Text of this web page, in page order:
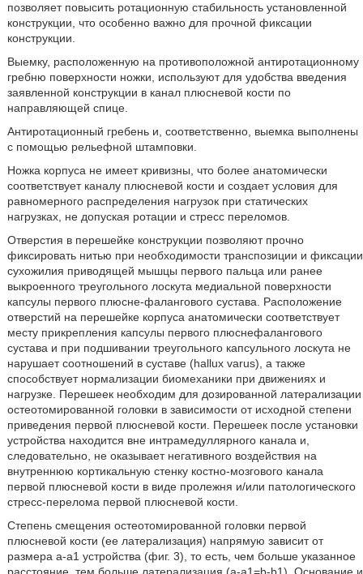
позволяет повысить ротационную стабильность установленной
конструкции, что особенно важно для прочной фиксации
конструкции.
Выемку, расположенную на противоположной антиротационному
гребню поверхности ножки, используют для удобства введения
заявленной конструкции в канал плюсневой кости по
направляющей спице.
Антиротационный гребень и, соответственно, выемка выполнены
с помощью рельефной штамповки.
Ножка корпуса не имеет кривизны, что более анатомически
соответствует каналу плюсневой кости и создает условия для
равномерного распределения нагрузок при статических
нагрузках, не допуская ротации и стресс переломов.
Отверстия в перешейке конструкции позволяют прочно
фиксировать нитью при необходимости транспозиции и фиксации
сухожилия приводящей мышцы первого пальца или ранее
выкроенного треугольного лоскута медиальной поверхности
капсулы первого плюсне-фалангового сустава. Расположение
отверстий на перешейке корпуса анатомически соответствует
месту прикрепления капсулы первого плюснефалангового
сустава и при подшивании треугольного капсульного лоскута не
нарушает соотношений в суставе (hallux varus), а также
способствует нормализации биомеханики при движениях и
нагрузке. Перешеек необходим для дозированной латерализации
остеотомированной головки в зависимости от исходной степени
приведения первой плюсневой кости. Перешеек после установки
устройства находится вне интрамедуллярного канала и,
следовательно, не оказывает негативного воздействия на
внутреннюю кортикальную стенку костно-мозгового канала
первой плюсневой кости в виде пролежня и/или патологического
стресс-перелома первой плюсневой кости.
Степень смещения остеотомированной головки первой
плюсневой кости (ее латерализация) напрямую зависит от
размера a-a1 устройства (фиг. 3), то есть, чем больше указанное